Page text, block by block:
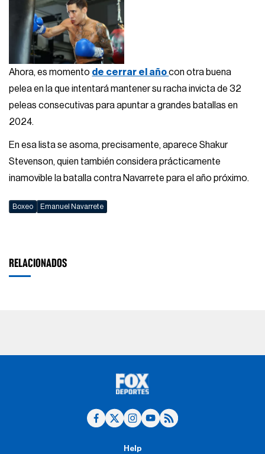
Ahora, es momento de cerrar el añocon otra buena
pelea en la que intentará mantener su racha invicta de 32
peleas consecutivas para apuntar a grandes batallas en
2024.
En esa lista se asoma, precisamente, aparece Shakur
Stevenson, quien también considera prácticamente
inamovible la batalla contra Navarrete para el año próximo.
Boxeo Emanuel Navarrete
RELACIONADOS
Help